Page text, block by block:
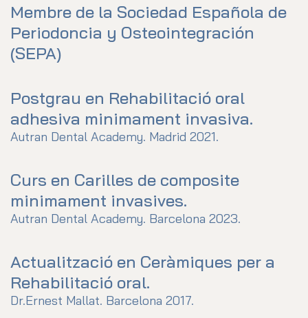
Membre de la Sociedad Española de
Periodoncia y Osteointegración
(SEPA)
Postgrau en Rehabilitació oral
adhesiva minimament invasiva.
Autran Dental Academy. Madrid 2021.
Curs en Carilles de composite
minimament invasives.
Autran Dental Academy. Barcelona 2023.
Actualització en Ceràmiques per a
Rehabilitació oral.
Dr.Ernest Mallat. Barcelona 2017.